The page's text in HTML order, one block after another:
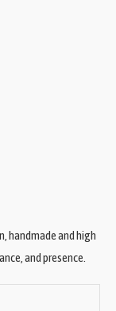
handmade and high
and presence.